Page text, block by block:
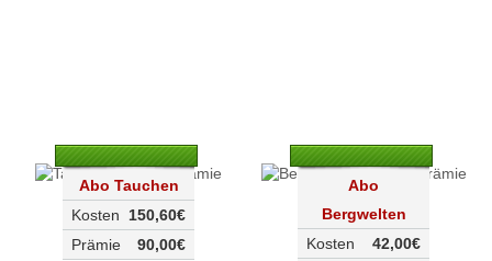
Abo Tauchen
150,60€
Kosten
90,00€
Prämie
Abo
Bergwelten
42,00€
Kosten